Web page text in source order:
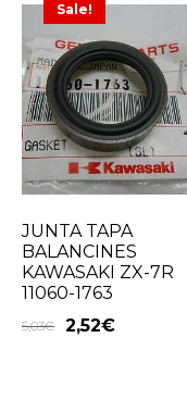
Sale!
JUNTA TAPA
BALANCINES
KAWASAKI ZX-7R
11060-1763
5,03€ 2,52€